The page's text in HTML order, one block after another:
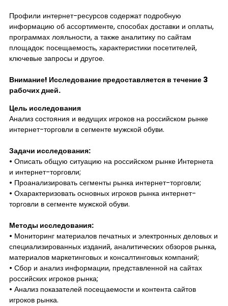
Профили интернет-ресурсов содержат подробную
информацию об ассортименте, способах доставки и оплаты,
программах лояльности, а также аналитику по сайтам
площадок: посещаемость, характеристики посетителей,
ключевые запросы и другое.
Внимание! Исследование предоставляется в течение 3
рабочих дней.
Цель исследования
Анализ состояния и ведущих игроков на российском рынке
интернет-торговли в сегменте мужской обуви.
Задачи исследования:
• Описать общую ситуацию на российском рынке Интернета
и интернет-торговли;
• Проанализировать сегменты рынка интернет-торговли;
• Охарактеризовать основных игроков рынка интернет-
торговли в сегменте мужской обуви.
Методы исследования:
• Мониторинг материалов печатных и электронных деловых и
специализированных изданий, аналитических обзоров рынка,
материалов маркетинговых и консалтинговых компаний;
• Сбор и анализ информации, представленной на сайтах
российских игроков рынка;
• Анализ показателей посещаемости и контента сайтов
игроков рынка.